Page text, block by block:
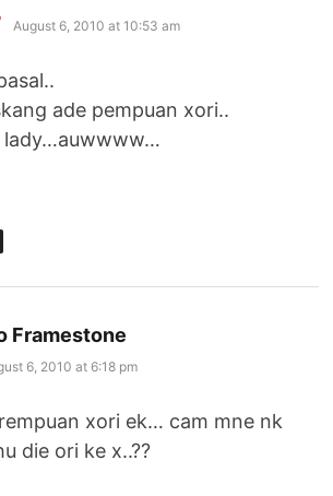
says:
August 6, 2010 at 10:53 am
ade pempuan xori..
lady…auwwww…
Framestone
6, 2010 at 6:18 pm
xori ek… cam mne nk
die ori ke x..??